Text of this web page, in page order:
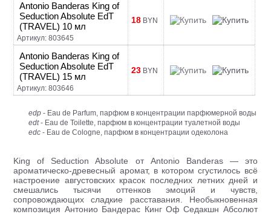
Antonio Banderas King of
Seduction Absolute EdT
(TRAVEL) 10 мл
Артикул: 803645
18 BYN
Antonio Banderas King of
Seduction Absolute EdT
(TRAVEL) 15 мл
Артикул: 803646
23 BYN
edp - Eau de Parfum, парфюм в концентрации парфюмерной воды
edt- Eau de Toilette, парфюм в концентрации туалетной воды
edc - Eau de Cologne, парфюм в концентрации одеколона
King of Seduction Absolute от Antonio Banderas — это
ароматическо-древесный аромат, в котором сгустилось всё
настроение августовских красок последних летних дней и
смешались тысячи оттенков эмоций и чувств,
сопровождающих сладкие расставания. Необыкновенная
композиция Антонио Бандерас Кинг Оф Седакшн Абсолют